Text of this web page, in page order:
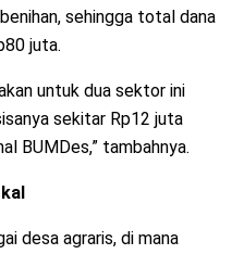
sehingga total dana
juta.
untuk dua sektor ini
sekitar Rp12 juta
BUMDes,” tambahnya.
desa agraris, di mana